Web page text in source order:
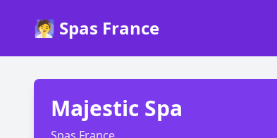
🧖 Spas France
Majestic Spa